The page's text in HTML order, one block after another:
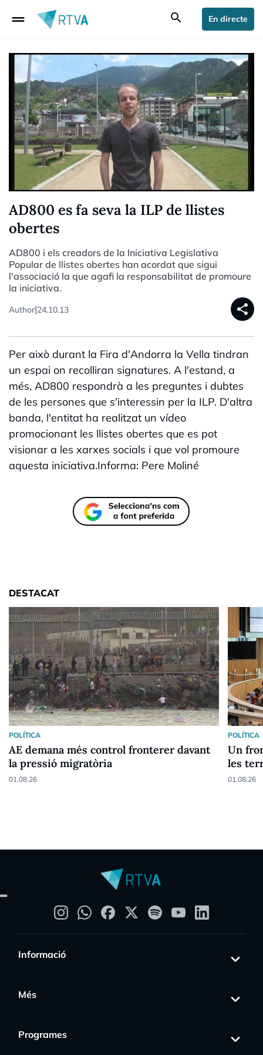
drag_handle search En directe
AD800 es fa seva la ILP de llistes
obertes
AD800 i els creadors de la Iniciativa Legislativa
Popular de llistes obertes han acordat que sigui
l'associació la que agafi la responsabilitat de promoure
la iniciativa.
Author|24.10.13 share
Per això durant la Fira d'Andorra la Vella tindran
un espai on recolliran signatures. A l'estand, a
més, AD800 respondrà a les preguntes i dubtes
de les persones que s'interessin per la ILP. D'altra
banda, l'entitat ha realitzat un vídeo
promocionant les llistes obertes que es pot
visionar a les xarxes socials i que vol promoure
aquesta iniciativa.Informa: Pere Moliné
DESTACAT
POLÍTICA
AE demana més control fronterer davant
la pressió migratòria
01.08.26
POLÍTICA
Un
les
01.08.26
Informació
Més
Programes